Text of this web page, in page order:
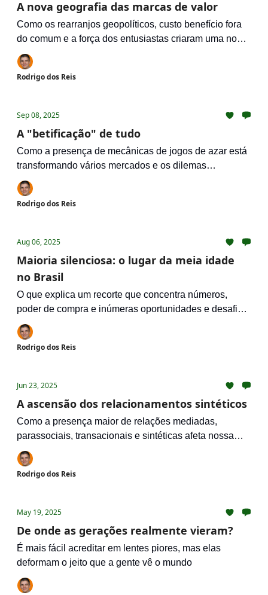
A nova geografia das marcas de valor
Como os rearranjos geopolíticos, custo benefício fora
do comum e a força dos entusiastas criaram uma nova
onda de marcas irresistíveis
Rodrigo dos Reis
Sep 08, 2025
A "betificação" de tudo
Como a presença de mecânicas de jogos de azar está
transformando vários mercados e os dilemas
estratégicos e éticos envolvidos
Rodrigo dos Reis
Aug 06, 2025
Maioria silenciosa: o lugar da meia idade
no Brasil
O que explica um recorte que concentra números,
poder de compra e inúmeras oportunidades e desafios
receber tão pouca atenção?
Rodrigo dos Reis
Jun 23, 2025
A ascensão dos relacionamentos sintéticos
Como a presença maior de relações mediadas,
parassociais, transacionais e sintéticas afeta nossa
sensação de solidão e isolamento?
Rodrigo dos Reis
May 19, 2025
De onde as gerações realmente vieram?
É mais fácil acreditar em lentes piores, mas elas
deformam o jeito que a gente vê o mundo